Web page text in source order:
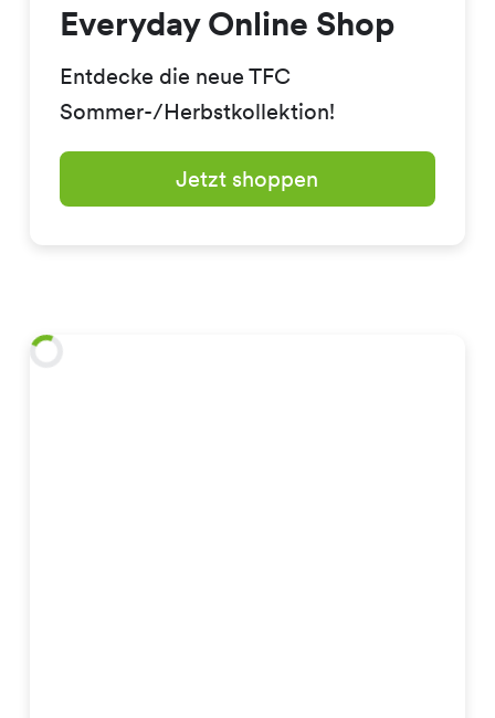
Everyday Online Shop
Entdecke die neue TFC
Sommer-/Herbstkollektion!
Jetzt shoppen